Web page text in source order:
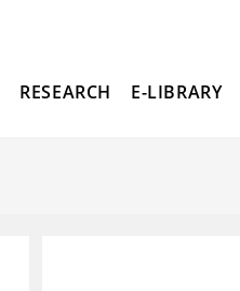
RESEARCH E-LIBRARY